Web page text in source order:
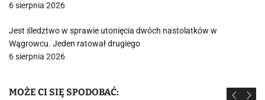
6 sierpnia 2026
Jest śledztwo w sprawie utonięcia dwóch nastolatków w
Wągrowcu. Jeden ratował drugiego
6 sierpnia 2026
MOŻE CI SIĘ SPODOBAĆ: